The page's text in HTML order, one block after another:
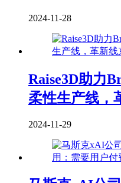
2024-11-28
Raise3D助力
柔性生产线，
2024-11-29